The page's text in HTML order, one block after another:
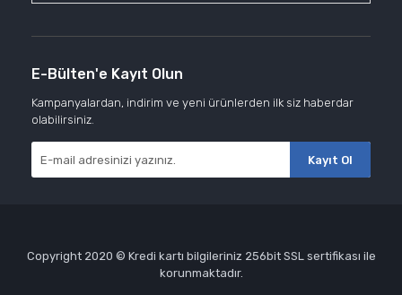
E-Bülten'e Kayıt Olun
Kampanyalardan, indirim ve yeni ürünlerden ilk siz haberdar
olabilirsiniz.
Kayıt Ol
Copyright 2020 © Kredi kartı bilgileriniz 256bit SSL sertifikası ile
korunmaktadır.